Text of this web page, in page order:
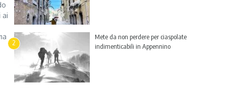
ai
2
Mete da non perdere per ciaspolate
indimenticabili in Appennino